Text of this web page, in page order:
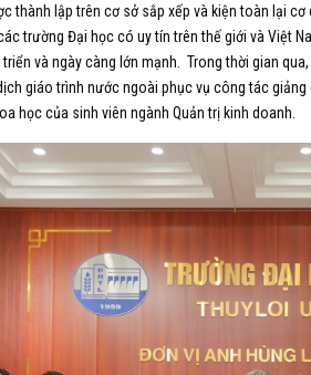
thành lập trên cơ sở sắp xếp và kiện toàn lại
trường Đại học có uy tín trên thế giới và Việt
và ngày càng lớn mạnh. Trong thời gian
giáo trình nước ngoài phục vụ công tác
học của sinh viên ngành Quản trị kinh doanh.